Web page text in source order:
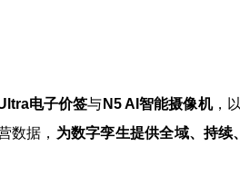
电子价签与 N5 AI智能摄像机，
数据， 为数字孪生提供全域、持续